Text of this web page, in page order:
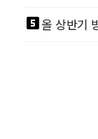
looks_5